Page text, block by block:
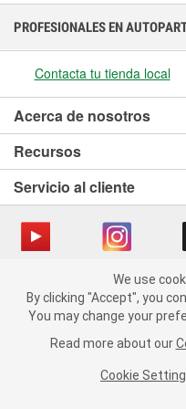
We use cookies on our
to the use
You may change your
Read more about our
Cookie
PROFESIONALES EN
Contacta tu tienda local
Acerca de nosotros
Recursos
Servicio al cliente
Copyright © 2008-2026 O’Reilly
catalog_main
Política de privacidad
Ley de
de California
We use
By clicking "Accept", you
You may change your
Read more about our
Cookie